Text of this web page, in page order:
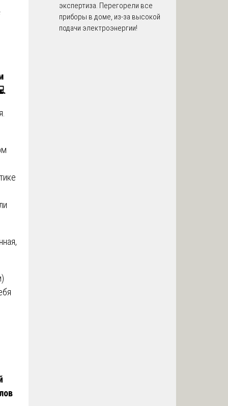
экспертиза. Перегорели все
приборы в доме, из-за высокой
подачи электроэнергии!